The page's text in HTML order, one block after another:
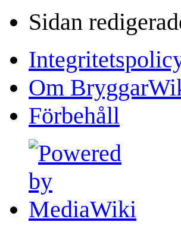
Sidan
Om
Förbehåll